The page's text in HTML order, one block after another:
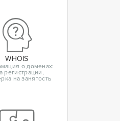
WHOIS
о доменах:
регистрации,
на занятость